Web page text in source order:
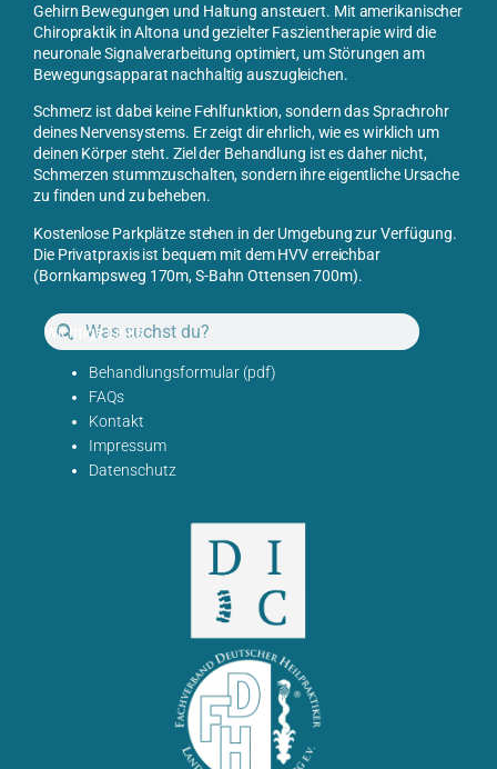
Gehirn Bewegungen und Haltung ansteuert. Mit amerikanischer
Chiropraktik in Altona und gezielter Faszientherapie wird die
neuronale Signalverarbeitung optimiert, um Störungen am
Bewegungsapparat nachhaltig auszugleichen.
Schmerz ist dabei keine Fehlfunktion, sondern das Sprachrohr
deines Nervensystems. Er zeigt dir ehrlich, wie es wirklich um
deinen Körper steht. Ziel der Behandlung ist es daher nicht,
Schmerzen stummzuschalten, sondern ihre eigentliche Ursache
zu finden und zu beheben.
Kostenlose Parkplätze stehen in der Umgebung zur Verfügung.
Die Privatpraxis ist bequem mit dem HVV erreichbar
(Bornkampsweg 170m, S-Bahn Ottensen 700m).
Wichtige Links
Behandlungsformular (pdf)
FAQs
Kontakt
Impressum
Datenschutz